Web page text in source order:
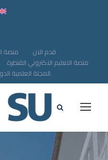
قدم الان
منصة
منصة التعليم الاكتروني القنطرة
المجلة العلمية